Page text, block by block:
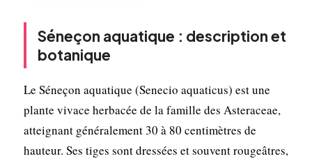
Séneçon aquatique : description et
botanique
Le Séneçon aquatique (Senecio aquaticus) est une
plante vivace herbacée de la famille des Asteraceae,
atteignant généralement 30 à 80 centimètres de
hauteur. Ses tiges sont dressées et souvent rougeâtres,